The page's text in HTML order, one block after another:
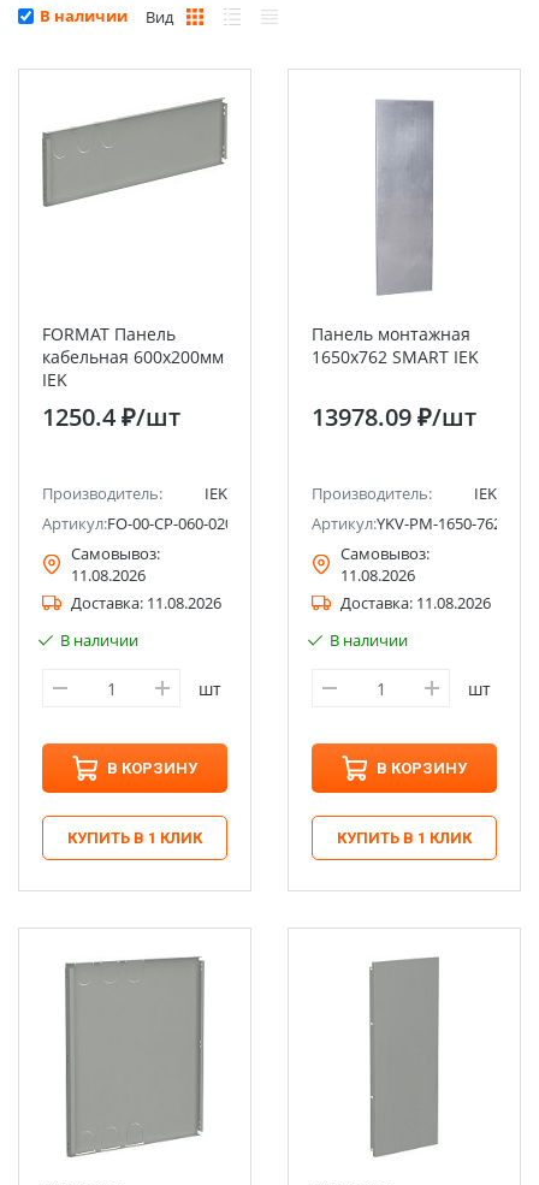
В наличии Вид
FORMAT Панель
кабельная 600х200мм
IEK
1250.4 ₽/шт
Производитель:
IEK
Артикул:FO-00-CP-060-020
Самовывоз:
11.08.2026
Доставка: 11.08.2026
В наличии
шт
В КОРЗИНУ
КУПИТЬ В 1 КЛИК
Панель монтажная
1650х762 SMART IEK
13978.09 ₽/шт
Производитель:
IEK
Артикул:YKV-PM-1650-762
Самовывоз:
11.08.2026
Доставка: 11.08.2026
В наличии
шт
В КОРЗИНУ
КУПИТЬ В 1 КЛИК